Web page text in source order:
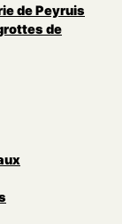
de Peyruis
de